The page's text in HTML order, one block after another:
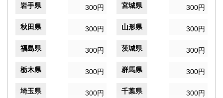
岩手県 300円 宮城県 300円
秋田県 300円 山形県 300円
福島県 300円 茨城県 300円
栃木県 300円 群馬県 300円
埼玉県 300円 千葉県 300円